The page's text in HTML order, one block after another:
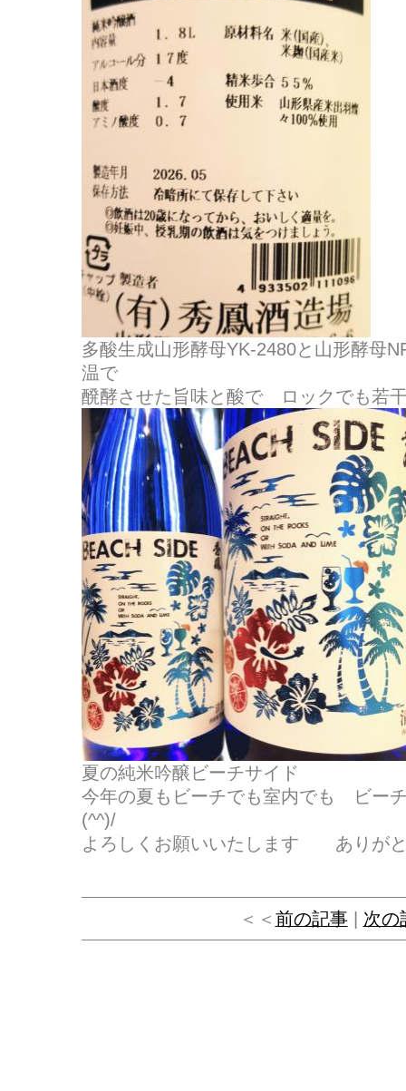
多酸生成山形酵母YK-2480と山形酵母
温で
醗酵させた旨味と酸で ロックでも若
夏の純米吟醸ビーチサイド
今年の夏もビーチでも室内でも ビー
(^^)/
よろしくお願いいたします ありが
＜＜ 前の記事| 次の